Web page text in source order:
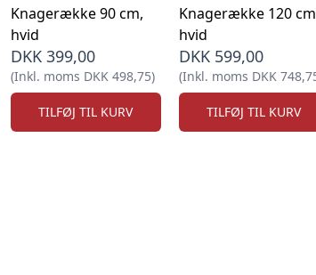
Knagerække 90 cm,
hvid
DKK399,00
(Inkl. moms DKK498,75)
TILFØJ TIL KURV
Knagerække 120
hvid
DKK599,00
(Inkl. moms DKK
TILFØJ TIL KURV